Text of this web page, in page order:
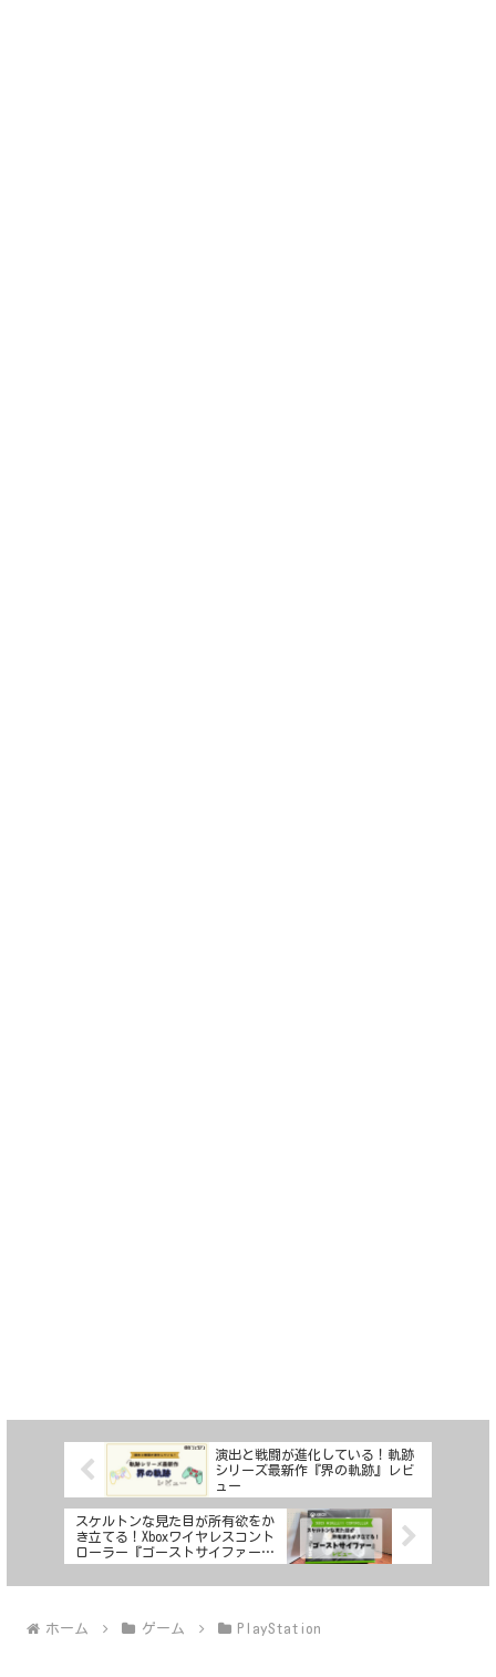
演出と戦闘が進化している！軌跡
シリーズ最新作『界の軌跡』レビ
ュー
スケルトンな見た目が所有欲をか
き立てる！Xboxワイヤレスコント
ローラー『ゴーストサイファー』
レビュー
ホーム ゲーム PlayStation